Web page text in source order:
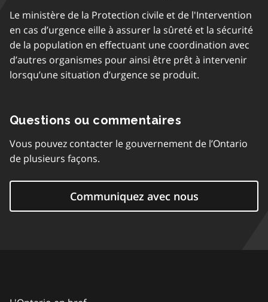
Le ministère de la Protection civile et de l'Intervention
en cas d’urgence eille à assurer la sûreté et la sécurité
de la population en effectuant une coordination avec
d’autres organismes pour ainsi être prêt à intervenir
lorsqu’une situation d’urgence se produit.
Questions ou commentaires
Vous pouvez contacter le gouvernement de l’Ontario
de plusieurs façons.
Communiquez avec nous